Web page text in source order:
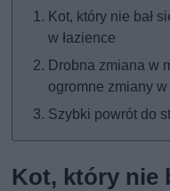
Kot, który nie bał
w łazience
Drobna zmiana w
ogromne zmiany
Szybki powrót do
Kot, który nie